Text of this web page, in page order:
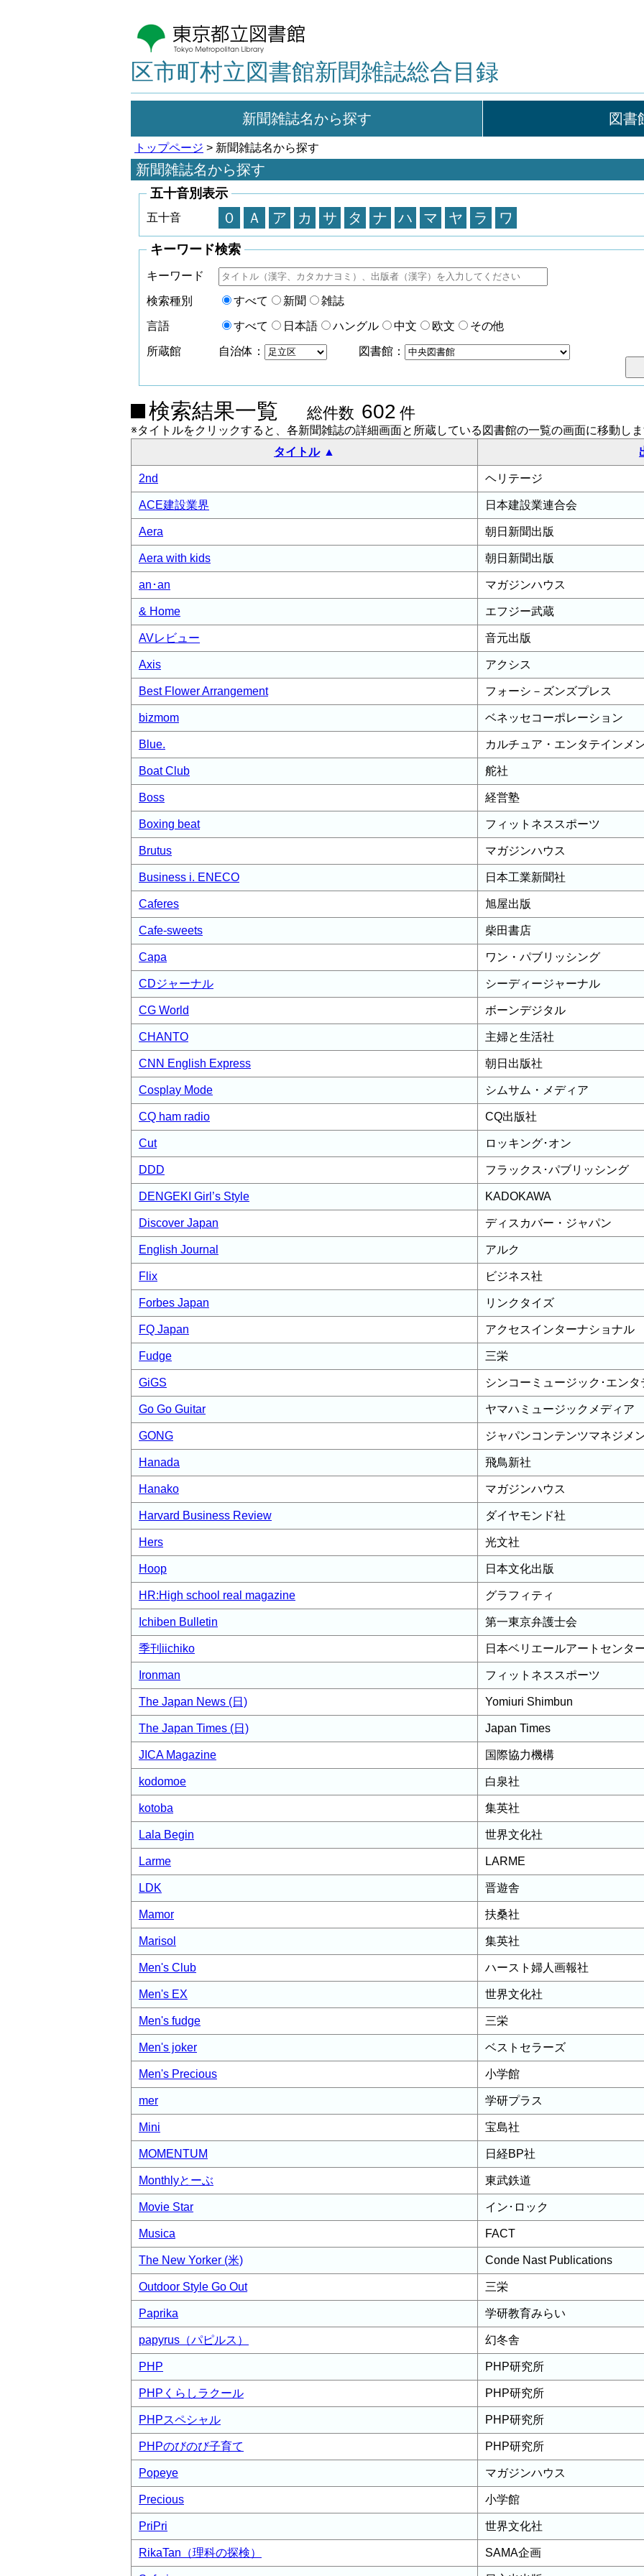
区市町村立図書館新聞雑誌総合目録
新聞雑誌名から探す 図書
トップページ > 新聞雑誌名から探す
新聞雑誌名から探す
五十音別表示
五十音 ０ Ａ ア カ サ タ ナ ハ マ ヤ ラ ワ
キーワード検索
キーワード
検索種別 すべて 新聞 雑誌
言語 すべて 日本語 ハングル 中文 欧文 その他
所蔵館 自治体： 図書館：
検索結果一覧 総件数 602 件
※タイトルをクリックすると、各新聞雑誌の詳細画面と所蔵している図書館の一覧の画面に移動し
タイトル
2nd ヘリテージ
ACE建設業界 日本建設業連合会
Aera 朝日新聞出版
Aera with kids 朝日新聞出版
an･an マガジンハウス
& Home エフジー武蔵
AVレビュー 音元出版
Axis アクシス
Best Flower Arrangement フォーシ－ズンズプレス
bizmom ベネッセコーポレーション
Blue. カルチュア・エンタテインメ
Boat Club 舵社
Boss 経営塾
Boxing beat フィットネススポーツ
Brutus マガジンハウス
Business i. ENECO 日本工業新聞社
Caferes 旭屋出版
Cafe-sweets 柴田書店
Capa ワン・パブリッシング
CDジャーナル シーディージャーナル
CG World ボーンデジタル
CHANTO 主婦と生活社
CNN English Express 朝日出版社
Cosplay Mode シムサム・メディア
CQ ham radio CQ出版社
Cut ロッキング･オン
DDD フラックス･パブリッシング
DENGEKI Girl’s Style KADOKAWA
Discover Japan ディスカバー・ジャパン
English Journal アルク
Flix ビジネス社
Forbes Japan リンクタイズ
FQ Japan アクセスインターナショナル
Fudge 三栄
GiGS シンコーミュージック･エン
Go Go Guitar ヤマハミュージックメディア
GONG ジャパンコンテンツマネジメ
Hanada 飛鳥新社
Hanako マガジンハウス
Harvard Business Review ダイヤモンド社
Hers 光文社
Hoop 日本文化出版
HR:High school real magazine グラフィティ
Ichiben Bulletin 第一東京弁護士会
季刊iichiko 日本ベリエールアートセンタ
Ironman フィットネススポーツ
The Japan News (日) Yomiuri Shimbun
The Japan Times (日) Japan Times
JICA Magazine 国際協力機構
kodomoe 白泉社
kotoba 集英社
Lala Begin 世界文化社
Larme LARME
LDK 晋遊舎
Mamor 扶桑社
Marisol 集英社
Men's Club ハースト婦人画報社
Men's EX 世界文化社
Men's fudge 三栄
Men's joker ベストセラーズ
Men's Precious 小学館
mer 学研プラス
Mini 宝島社
MOMENTUM 日経BP社
Monthlyとーぶ 東武鉄道
Movie Star イン･ロック
Musica FACT
The New Yorker (米) Conde Nast Publications
Outdoor Style Go Out 三栄
Paprika 学研教育みらい
papyrus（パピルス） 幻冬舎
PHP PHP研究所
PHPくらしラクール PHP研究所
PHPスペシャル PHP研究所
PHPのびのび子育て PHP研究所
Popeye マガジンハウス
Precious 小学館
PriPri 世界文化社
RikaTan（理科の探検） SAMA企画